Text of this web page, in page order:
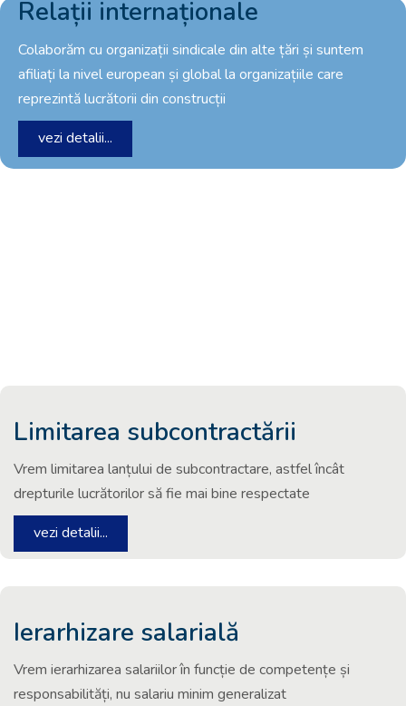
Relații internaționale
Colaborăm cu organizații sindicale din alte țări și suntem
afiliați la nivel european și global la organizațiile care
reprezintă lucrătorii din construcții
vezi detalii...
Limitarea subcontractării
Vrem limitarea lanțului de subcontractare, astfel încât
drepturile lucrătorilor să fie mai bine respectate
vezi detalii...
Ierarhizare salarială
Vrem ierarhizarea salariilor în funcție de competențe și
responsabilități, nu salariu minim generalizat